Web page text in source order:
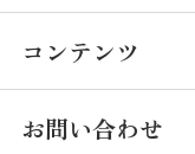
コンテンツ
お問い合わせ